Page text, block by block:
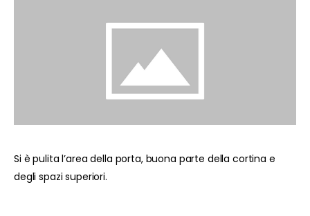
Si è pulita l’area della porta, buona parte della cortina e
degli spazi superiori.